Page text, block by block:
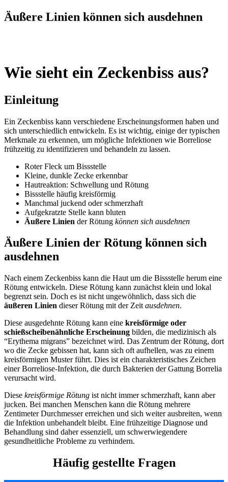
Äußere Linien können sich ausdehnen
Wie sieht ein Zeckenbiss aus?
Einleitung
Ein Zeckenbiss kann verschiedene Erscheinungsformen haben und
sich unterschiedlich entwickeln. Es ist wichtig, einige der typischen
Merkmale zu erkennen, um mögliche Infektionen wie Borreliose
frühzeitig zu identifizieren und behandeln zu lassen.
Roter Fleck um Bissstelle
Kleine, dunkle Zecke erkennbar
Hautreaktion: Schwellung und Rötung
Bissstelle häufig kreisförmig
Manchmal juckend oder schmerzhaft
Aufgekratzte Stelle kann bluten
Äußere Linien der Rötung können sich ausdehnen
Äußere Linien der Rötung können sich
ausdehnen
Nach einem Zeckenbiss kann die Haut um die Bissstelle herum eine
Rötung entwickeln. Diese Rötung kann zunächst klein und lokal
begrenzt sein. Doch es ist nicht ungewöhnlich, dass sich die
äußeren Linien dieser Rötung mit der Zeit ausdehnen.
Diese ausgedehnte Rötung kann eine kreisförmige oder
schießscheibenähnliche Erscheinung bilden, die medizinisch als
“Erythema migrans” bezeichnet wird. Das Zentrum der Rötung, dort
wo die Zecke gebissen hat, kann sich oft aufhellen, was zu einem
kreisförmigen Muster führt. Dies ist ein charakteristisches Zeichen
einer Borreliose-Infektion, die durch Bakterien der Gattung Borrelia
verursacht wird.
Diese kreisförmige Rötung ist nicht immer schmerzhaft, kann aber
jucken. Bei manchen Menschen kann die Rötung mehrere
Zentimeter Durchmesser erreichen und sich weiter ausbreiten, wenn
die Infektion unbehandelt bleibt. Eine frühzeitige Diagnose und
Behandlung sind daher essenziell, um schwerwiegendere
gesundheitliche Probleme zu verhindern.
Häufig gestellte Fragen